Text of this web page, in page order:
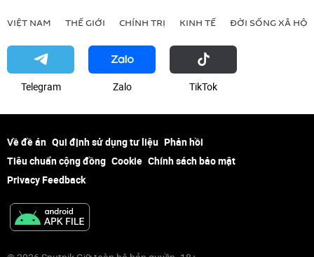
VIỆT NAM THẾ GIỚI CHÍNH TRỊ KINH TẾ ĐỜI SỐNG XÃ HỘI
Telegram Zalo ТikТоk
Về đề án Qui định sử dụng tư liệu Phản hồi
Tiêu chuẩn cộng đồng Cookie Chính sách bảo mật
Privacy Feedback